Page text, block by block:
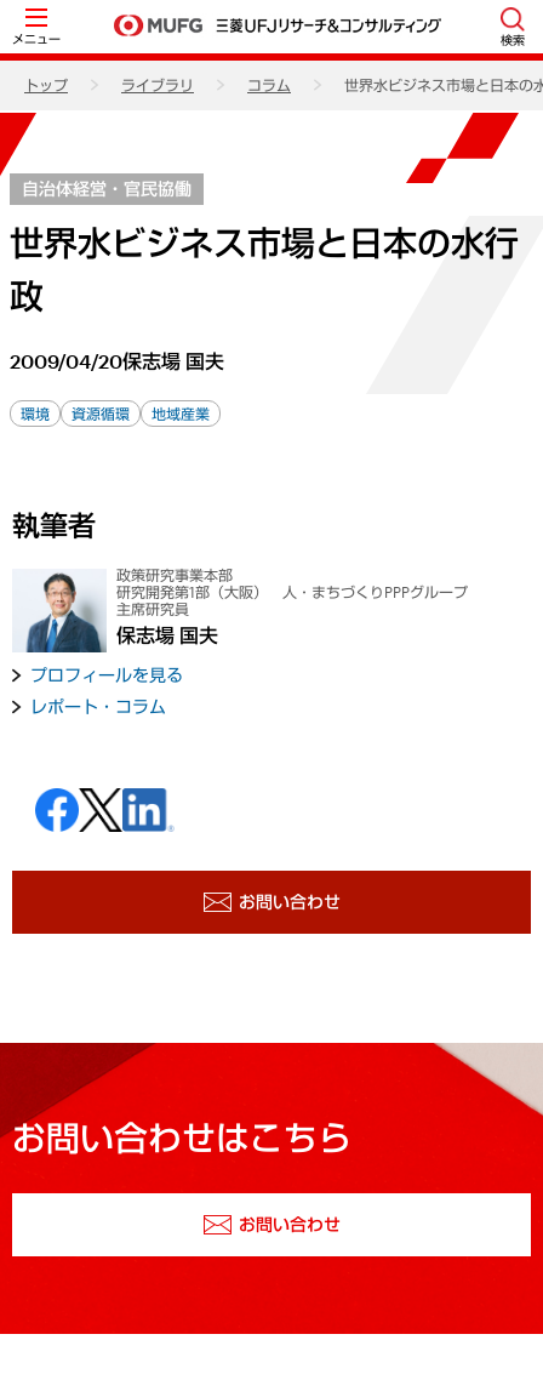
メニュー 検索
トップ ライブラリ コラム 世界水ビジネス市場と日本の
自治体経営・官民協働
世界水ビジネス市場と日本の水行
政
2009/04/20保志場 国夫
環境 資源循環 地域産業
執筆者
政策研究事業本部
研究開発第1部（大阪） 人・まちづくりPPPグループ
主席研究員
保志場 国夫
プロフィールを見る
レポート・コラム
お問い合わせ
お問い合わせはこちら
お問い合わせ